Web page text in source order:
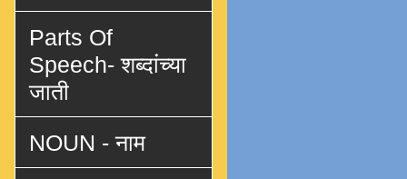
Parts Of
Speech- शब्दांच्या
जाती
NOUN - नाम